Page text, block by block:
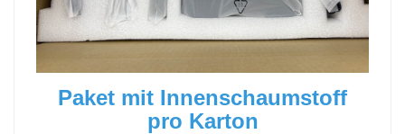
Paket mit Innenschaumstoff
pro Karton